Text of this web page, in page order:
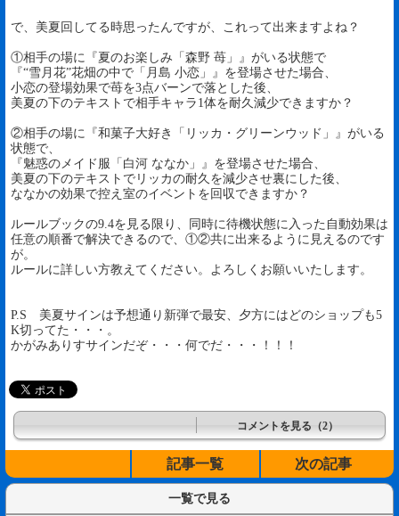
で、美夏回してる時思ったんですが、これって出来ますよね？
①相手の場に『夏のお楽しみ「森野 苺」』がいる状態で
『“雪月花”花畑の中で「月島 小恋」』を登場させた場合、
小恋の登場効果で苺を3点バーンで落とした後、
美夏の下のテキストで相手キャラ1体を耐久減少できますか？
②相手の場に『和菓子大好き「リッカ・グリーンウッド」』がいる
状態で、
『魅惑のメイド服「白河 ななか」』を登場させた場合、
美夏の下のテキストでリッカの耐久を減少させ裏にした後、
ななかの効果で控え室のイベントを回収できますか？
ルールブックの9.4を見る限り、同時に待機状態に入った自動効果は
任意の順番で解決できるので、①②共に出来るように見えるのです
が。
ルールに詳しい方教えてください。よろしくお願いいたします。
P.S 美夏サインは予想通り新弾で最安、夕方にはどのショップも5
K切ってた・・・。
かがみありすサインだぞ・・・何でだ・・・！！！
コメントを見る（2）
記事一覧 次の記事
一覧で見る